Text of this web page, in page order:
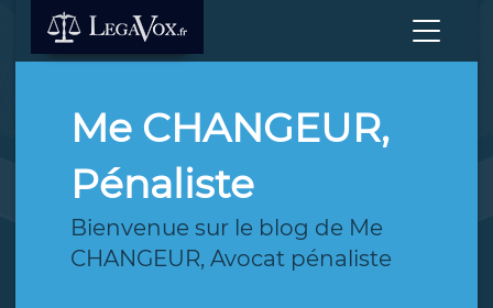
Me CHANGEUR,
Pénaliste
Bienvenue sur le blog de Me
CHANGEUR, Avocat pénaliste